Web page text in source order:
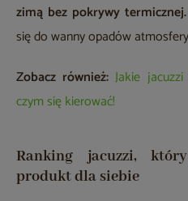
zimą bez pokrywy termicznej.
się do wanny opadów
Zobacz również:Jakie
czym się kierować!
Ranking jacuzzi,
produkt dla siebie